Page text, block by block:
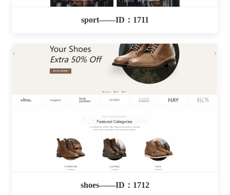
sport——ID：1711
shoes——ID：1712